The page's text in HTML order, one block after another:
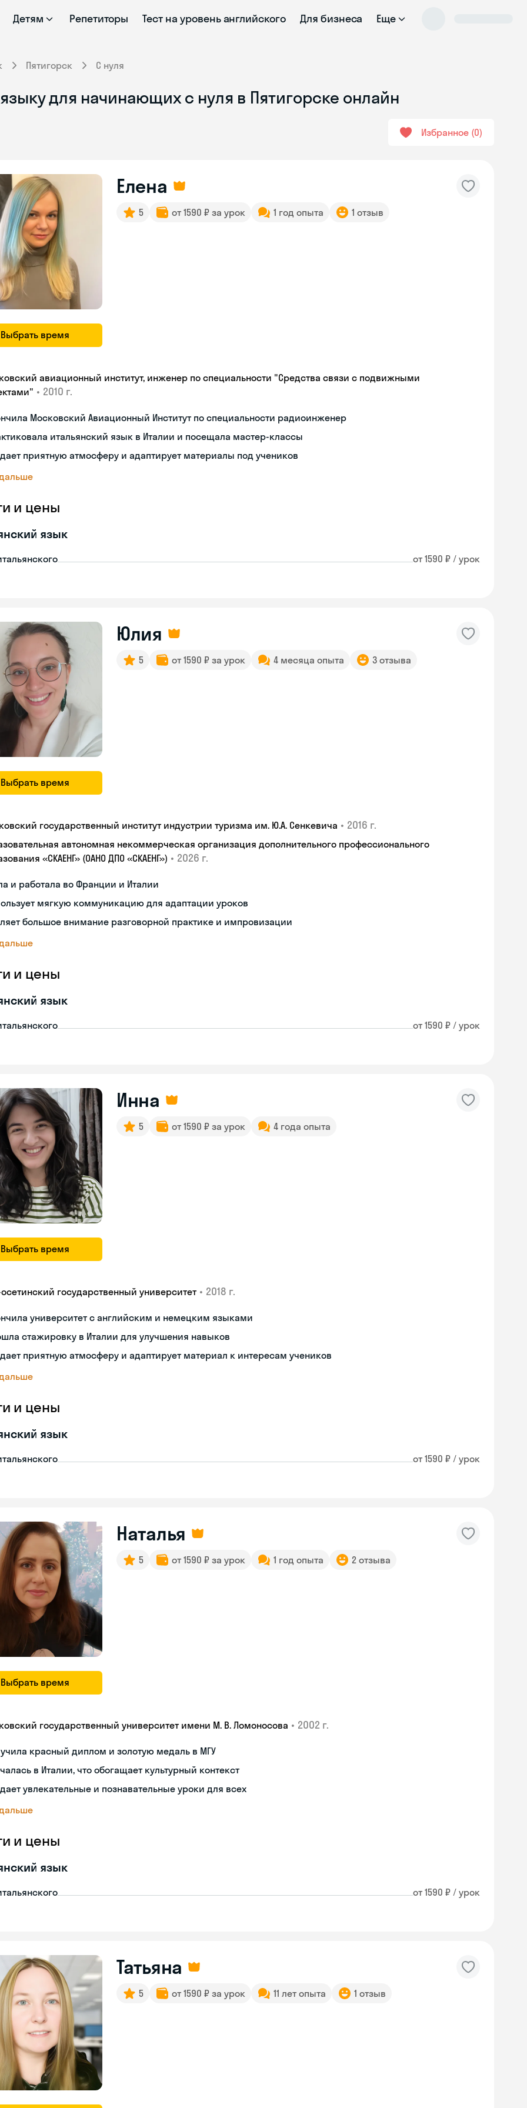
Детям Репетиторы Тест на уровень английского Для бизнеса Еще
Пятигорск С нуля
для начинающих с нуля в Пятигорске онлайн
Избранное 0
Выбрать время
Елена
5 от 1590 ₽ за урок 1 год опыта 1 отзыв
авиационный институт, инженер по специальности "Средства связи с подвижными
• 2010 г.
Московский Авиационный Институт по специальности радиоинженер
итальянский язык в Италии и посещала мастер-классы
приятную атмосферу и адаптирует материалы под учеников
и цены
язык
от 1590 ₽ / урок
Выбрать время
Юлия
5 от 1590 ₽ за урок 4 месяца опыта 3 отзыва
государственный институт индустрии туризма им. Ю.А. Сенкевича • 2016 г.
автономная некоммерческая организация дополнительного профессионального
«СКАЕНГ» (ОАНО ДПО «СКАЕНГ») • 2026 г.
и работала во Франции и Италии
мягкую коммуникацию для адаптации уроков
большое внимание разговорной практике и импровизации
и цены
язык
от 1590 ₽ / урок
Выбрать время
Инна
5 от 1590 ₽ за урок 4 года опыта
государственный университет • 2018 г.
университет с английским и немецким языками
стажировку в Италии для улучшения навыков
приятную атмосферу и адаптирует материал к интересам учеников
и цены
язык
от 1590 ₽ / урок
Выбрать время
Наталья
5 от 1590 ₽ за урок 1 год опыта 2 отзыва
государственный университет имени М. В. Ломоносова • 2002 г.
красный диплом и золотую медаль в МГУ
в Италии, что обогащает культурный контекст
увлекательные и познавательные уроки для всех
и цены
язык
от 1590 ₽ / урок
Татьяна
5 от 1590 ₽ за урок 11 лет опыта 1 отзыв